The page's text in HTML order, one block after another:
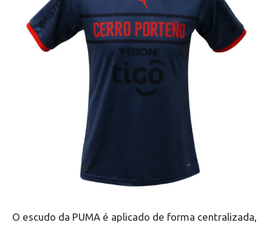
O escudo da PUMA é aplicado de forma centralizada,